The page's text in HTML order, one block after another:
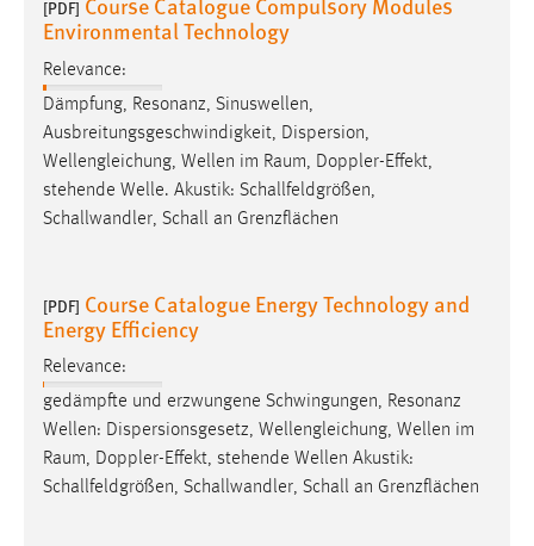
[PDF]
Environmental Technology
Relevance:
Dämpfung, Resonanz, Sinuswellen,
Ausbreitungsgeschwindigkeit, Dispersion,
Wellengleichung, Wellen im Raum, Doppler-Effekt,
stehende Welle. Akustik: Schallfeldgrößen,
Schallwandler, Schall an Grenzflächen
[PDF] Course Catalogue Energy Technology and
Energy Efficiency
Relevance:
gedämpfte und erzwungene Schwingungen, Resonanz
Wellen: Dispersionsgesetz, Wellengleichung, Wellen im
Raum, Doppler-Effekt, stehende Wellen Akustik:
Schallfeldgrößen, Schallwandler, Schall an Grenzflächen